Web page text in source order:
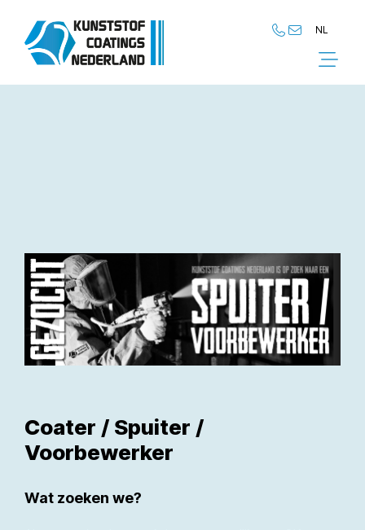
NL
NL
Coater / Spuiter /
Voorbewerker
Wat zoeken we?